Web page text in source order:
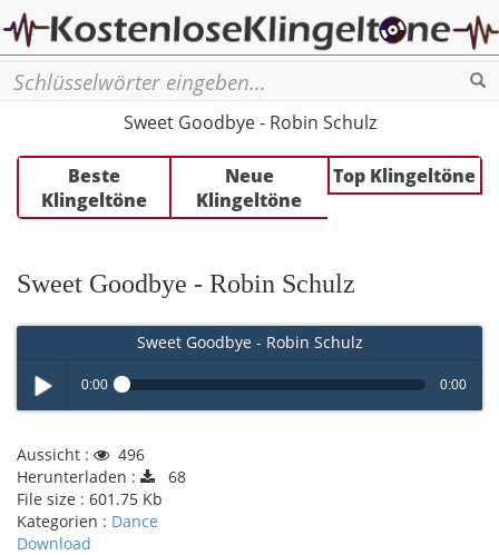
Sweet Goodbye - Robin Schulz
Beste
Klingeltöne
Neue
Klingeltöne
Top Klingeltöne
Sweet Goodbye - Robin Schulz
Sweet Goodbye - Robin Schulz
Play /
0:00 0:00
Aussicht :
496
Herunterladen :
68
File size : 601.75 Kb
Kategorien : Dance
Download